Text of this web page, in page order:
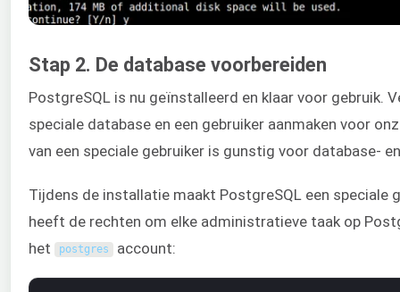
Stap 2. De database voorbereiden
PostgreSQL is nu geïnstalleerd en klaar voor gebruik.
speciale database en een gebruiker aanmaken voor
van een speciale gebruiker is gunstig voor database-
Tijdens de installatie maakt PostgreSQL een speciale
heeft de rechten om elke administratieve taak op
het
postgres account: